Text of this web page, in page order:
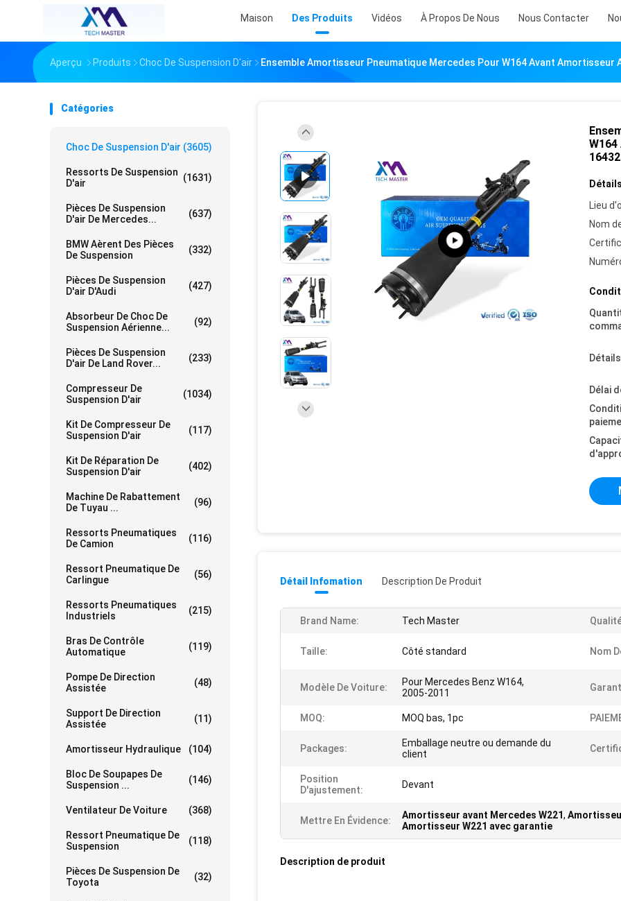
Maison Des Produits Vidéos À Propos De Nous Nous Contacter
Aperçu Produits Choc De Suspension D'air Ensemble Amortisseur Pneumatique Mercedes Pour W164 Avant Amortisseur
Catégories
Choc De Suspension D'air (3605)
Ressorts De Suspension
D'air
(1631)
Pièces De Suspension
D'air De Mercedes...
(637)
BMW Aèrent Des Pièces
De Suspension
(332)
Pièces De Suspension
D'air D'Audi
(427)
Absorbeur De Choc De
Suspension Aérienne...
(92)
Pièces De Suspension
D'air De Land Rover...
(233)
Compresseur De
Suspension D'air
(1034)
Kit De Compresseur De
Suspension D'air
(117)
Kit De Réparation De
Suspension D'air
(402)
Machine De Rabattement
De Tuyau ...
(96)
Ressorts Pneumatiques
De Camion
(116)
Ressort Pneumatique De
Carlingue
(56)
Ressorts Pneumatiques
Industriels
(215)
Bras De Contrôle
Automatique
(119)
Pompe De Direction
Assistée
(48)
Support De Direction
Assistée
(11)
Amortisseur Hydraulique (104)
Bloc De Soupapes De
Suspension ...
(146)
Ventilateur De Voiture (368)
Ressort Pneumatique De
Suspension
(118)
Pièces De Suspension De
Toyota
(32)
Lieu
Nom
Délai
Détail Infomation Description De Produit
Brand Name: Tech Master
Taille: Côté standard Nom
Modèle De Voiture:
Pour Mercedes Benz W164,
2005-2011
MOQ: MOQ bas, 1pc
Packages:
Emballage neutre ou demande du
client
Position
D'ajustement:
Devant
Mettre En Évidence: Amortisseur avant Mercedes W221,
Amortisseur W221 avec garantie
Description de produit